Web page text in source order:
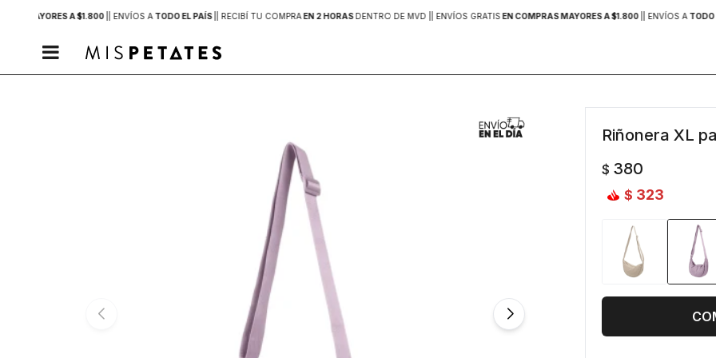
MAYORES A $1.800 | ENVÍOS A TODO EL PAÍS | RECIBÍ TU COMPRAEN 2 HORASDENTRO DE MVD | | ENVÍOS GRATISEN COMPRAS MAYORES A $1.800 | ENVÍOS A TODO

Riñonera XL
$ 380
$ 323